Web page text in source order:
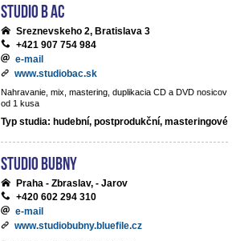
Studio B AC
Sreznevskeho 2, Bratislava 3
+421 907 754 984
e-mail
www.studiobac.sk
Nahravanie, mix, mastering, duplikacia CD a DVD nosicov
od 1 kusa
Typ studia: hudební, postprodukční, masteringové
Studio BUBNY
Praha - Zbraslav, - Jarov
+420 602 294 310
e-mail
www.studiobubny.bluefile.cz